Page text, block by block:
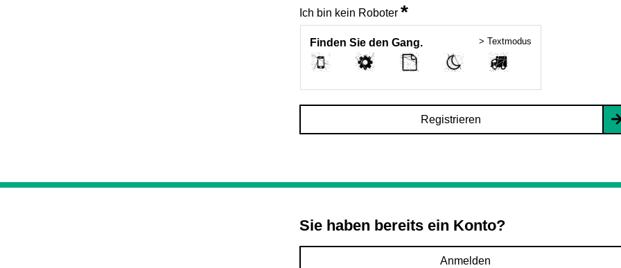
Ich bin kein Roboter *
Finden Sie den Gang. > Textmodus
Registrieren
Sie haben bereits ein Konto?
Anmelden